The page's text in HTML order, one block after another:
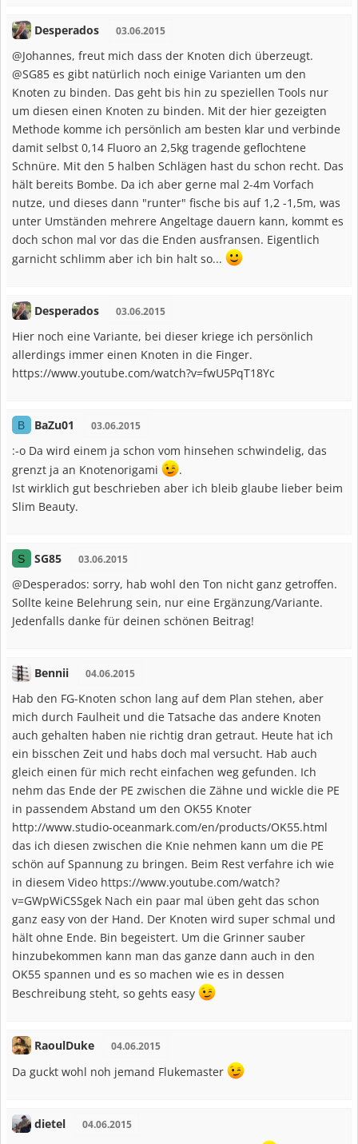
Desperados 03.06.2015
@Johannes, freut mich dass der Knoten dich überzeugt.
@SG85 es gibt natürlich noch einige Varianten um den
Knoten zu binden. Das geht bis hin zu speziellen Tools nur
um diesen einen Knoten zu binden. Mit der hier gezeigten
Methode komme ich persönlich am besten klar und verbinde
damit selbst 0,14 Fluoro an 2,5kg tragende geflochtene
Schnüre. Mit den 5 halben Schlägen hast du schon recht. Das
hält bereits Bombe. Da ich aber gerne mal 2-4m Vorfach
nutze, und dieses dann "runter" fische bis auf 1,2 -1,5m, was
unter Umständen mehrere Angeltage dauern kann, kommt es
doch schon mal vor das die Enden ausfransen. Eigentlich
garnicht schlimm aber ich bin halt so...
Desperados 03.06.2015
Hier noch eine Variante, bei dieser kriege ich persönlich
allerdings immer einen Knoten in die Finger.
https://www.youtube.com/watch?v=fwU5PqT18Yc
B BaZu01 03.06.2015
:-o Da wird einem ja schon vom hinsehen schwindelig, das
grenzt ja an Knotenorigami
.
Ist wirklich gut beschrieben aber ich bleib glaube lieber beim
Slim Beauty.
S SG85 03.06.2015
@Desperados: sorry, hab wohl den Ton nicht ganz getroffen.
Sollte keine Belehrung sein, nur eine Ergänzung/Variante.
Jedenfalls danke für deinen schönen Beitrag!
Bennii 04.06.2015
Hab den FG-Knoten schon lang auf dem Plan stehen, aber
mich durch Faulheit und die Tatsache das andere Knoten
auch gehalten haben nie richtig dran getraut. Heute hat ich
ein bisschen Zeit und habs doch mal versucht. Hab auch
gleich einen für mich recht einfachen weg gefunden. Ich
nehm das Ende der PE zwischen die Zähne und wickle die PE
in passendem Abstand um den OK55 Knoter
http://www.studio-oceanmark.com/en/products/OK55.html
das ich diesen zwischen die Knie nehmen kann um die PE
schön auf Spannung zu bringen. Beim Rest verfahre ich wie
in diesem Video https://www.youtube.com/watch?
v=GWpWiCSSgek Nach ein paar mal üben geht das schon
ganz easy von der Hand. Der Knoten wird super schmal und
hält ohne Ende. Bin begeistert. Um die Grinner sauber
hinzubekommen kann man das ganze dann auch in den
OK55 spannen und es so machen wie es in dessen
Beschreibung steht, so gehts easy
RaoulDuke 04.06.2015
Da guckt wohl noh jemand Flukemaster
dietel 04.06.2015